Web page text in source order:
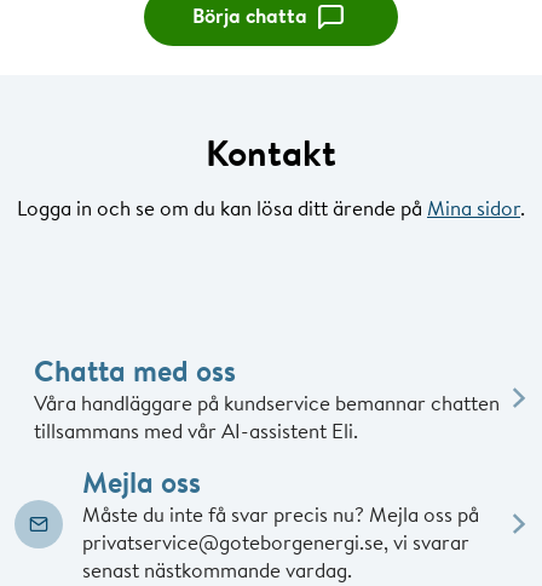
Börja chatta
Kontakt
Logga in och se om du kan lösa ditt ärende på Mina sidor.
Chatta med oss
Våra handläggare på kundservice bemannar chatten
tillsammans med vår AI-assistent Eli.
Mejla oss
Måste du inte få svar precis nu? Mejla oss på
privatservice@goteborgenergi.se, vi svarar
senast nästkommande vardag.